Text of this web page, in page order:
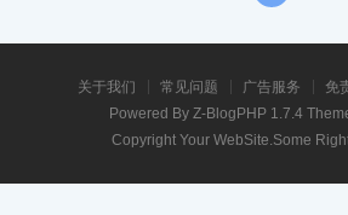
关于我们 常见问题 广告服务 免
Powered By Z-BlogPHP 1.7.4
Copyright Your WebSite.Some